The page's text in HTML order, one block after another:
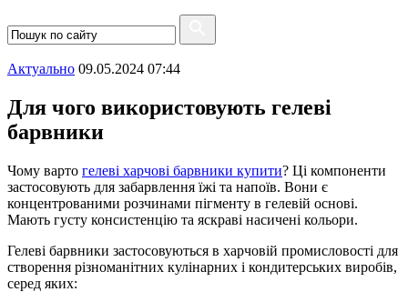
Актуально 09.05.2024 07:44
Для чого використовують гелеві
барвники
Чому варто гелеві харчові барвники купити? Ці компоненти
застосовують для забарвлення їжі та напоїв. Вони є
концентрованими розчинами пігменту в гелевій основі.
Мають густу консистенцію та яскраві насичені кольори.
Гелеві барвники застосовуються в харчовій промисловості для
створення різноманітних кулінарних і кондитерських виробів,
серед яких: